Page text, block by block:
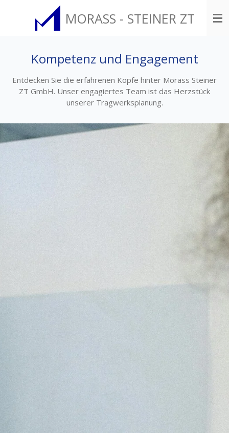
Hauptinhalt
springen
MORASS - STEINER ZT
Kompetenz und Engagement
Entdecken Sie die erfahrenen Köpfe hinter Morass Steiner
ZT GmbH. Unser engagiertes Team ist das Herzstück
unserer Tragwerksplanung.